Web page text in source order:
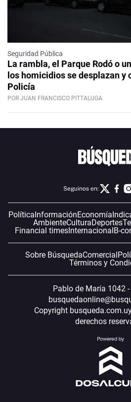
Seguridad Pública
La rambla, el Parque Rodó o
los homicidios se desplazan y
Policía
POR JUAN FRANCISCO PITTALUGA
Seguinos en:
Política InformaciónEconomía
AmbienteCulturaDeportes
Financial timesInternacional B-
Sobre BúsquedaComercial
Términos y
Pablo de María 1042
Copyright
derechos